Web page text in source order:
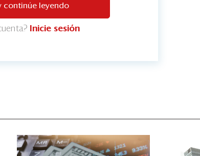
continúe leyendo
Inicie sesión